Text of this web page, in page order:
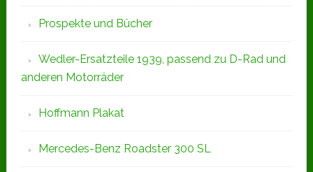
Prospekte und Bücher
Wedler-Ersatzteile 1939, passend zu D-Rad und
anderen Motorräder
Hoffmann Plakat
Mercedes-Benz Roadster 300 SL